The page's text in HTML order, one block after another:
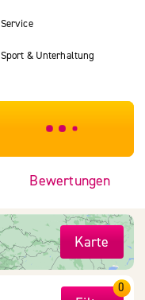
Service
Sport & Unterhaltung
***************
Bewertungen
Karte
0